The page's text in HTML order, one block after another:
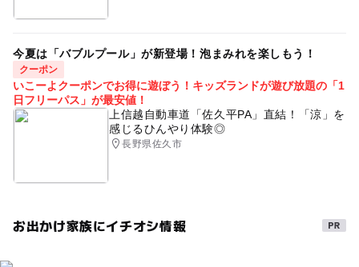
今夏は「バブルプール」が新登場！泡まみれを楽しもう！
クーポン
いこーよクーポンでお得に遊ぼう！キッズランドが遊び放題の「1
日フリーパス」が最安値！
上信越自動車道「佐久平PA」直結！「涼」を
感じるひんやり体験◎
長野県佐久市
お出かけ家族にイチオシ情報